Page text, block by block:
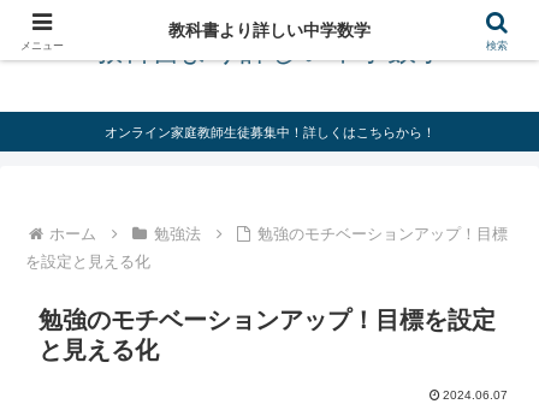
教科書より詳しい中学数学
オンライン家庭教師生徒募集中！詳しくはこちらから！
ホーム 勉強法
勉強のモチベーションアップ！目標
を設定と見える化
勉強のモチベーションアップ！目標を設定
と見える化
2024.06.07
メニュー
教科書より詳しい中学数学
検索